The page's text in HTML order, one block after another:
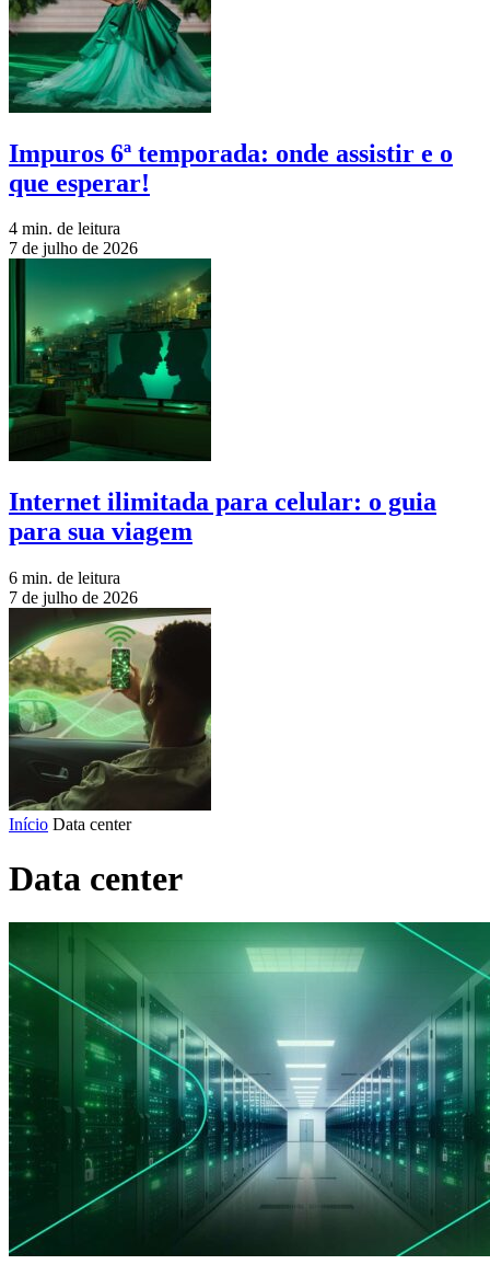
Impuros 6ª temporada: onde assistir e o
que esperar!
4 min. de leitura
7 de julho de 2026
Internet ilimitada para celular: o guia
para sua viagem
6 min. de leitura
7 de julho de 2026
Início Data center
Data center